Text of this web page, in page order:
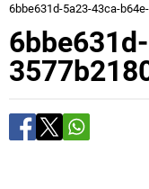
6bbe631d-5a23-43ca-